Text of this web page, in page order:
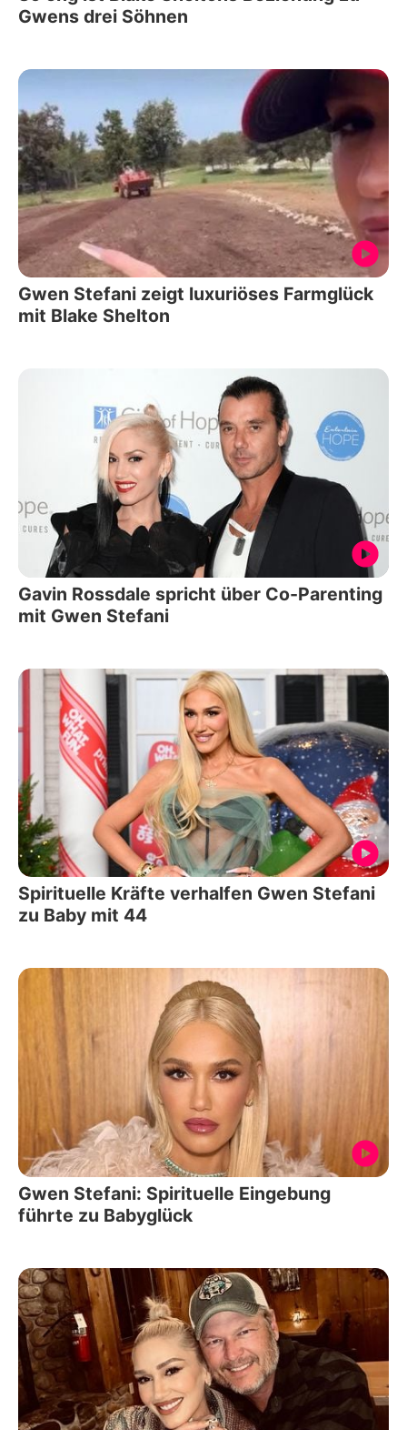
Gwens drei Söhnen
Gwen Stefani zeigt luxuriöses Farmglück
mit Blake Shelton
Gavin Rossdale spricht über Co-Parenting
mit Gwen Stefani
Spirituelle Kräfte verhalfen Gwen Stefani
zu Baby mit 44
Gwen Stefani: Spirituelle Eingebung
führte zu Babyglück